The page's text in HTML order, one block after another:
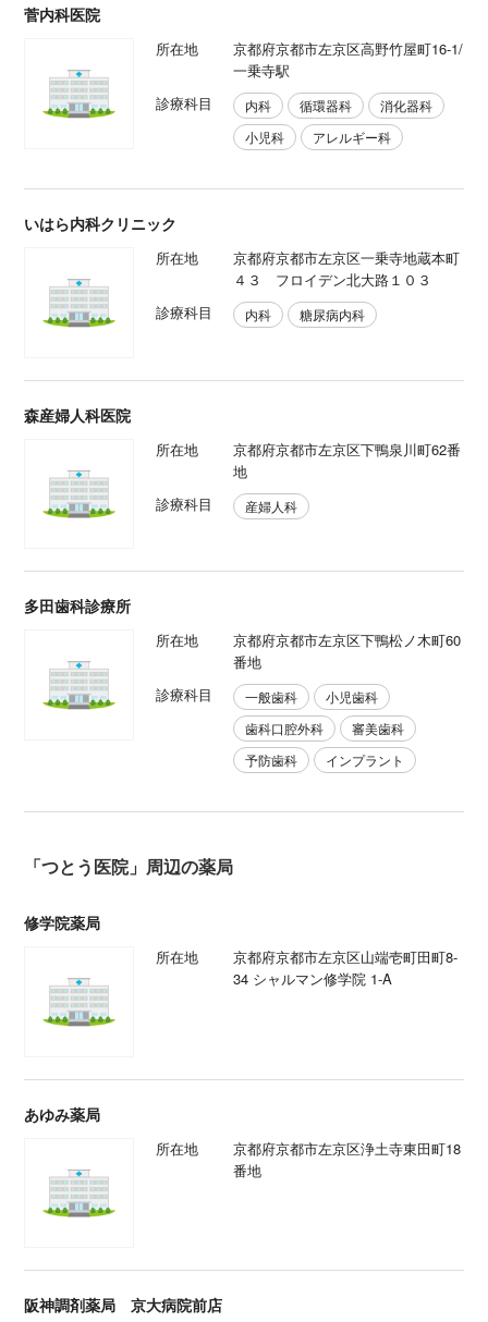
菅内科医院
所在地
京都府京都市左京区高野竹屋町16-1/
一乗寺駅
診療科目
内科 循環器科
消化器科
小児科
アレルギー科
いはら内科クリニック
所在地
京都府京都市左京区一乗寺地蔵本町
４３ フロイデン北大路１０３
診療科目
内科 糖尿病内科
森産婦人科医院
所在地
京都府京都市左京区下鴨泉川町62番
地
診療科目
産婦人科
多田歯科診療所
所在地
京都府京都市左京区下鴨松ノ木町60
番地
診療科目
一般歯科
小児歯科
歯科口腔外科
審美歯科
予防歯科
インプラント
「つとう医院」周辺の薬局
修学院薬局
所在地
京都府京都市左京区山端壱町田町8-
34 シャルマン修学院 1-A
あゆみ薬局
所在地
京都府京都市左京区浄土寺東田町18
番地
阪神調剤薬局 京大病院前店